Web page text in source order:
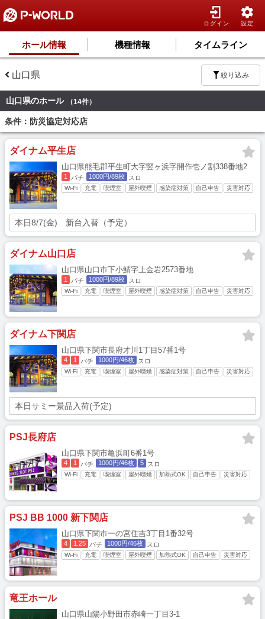
ログイン 設定
ホール情報 機種情報 タイムライン
山口県 絞り込み
山口県のホール （14件）
条件：防災協定対応店
ダイナム平生店
山口県熊毛郡平生町大字竪ヶ浜字開作壱ノ割338番地2
1 パチ 1000円/89枚 スロ
Wi-Fi 充電 喫煙室 屋外喫煙 感染症対策 自己申告 災害対応
本日8/7(金) 新台入替（予定）
ダイナム山口店
山口県山口市下小鯖字上金岩2573番地
1 パチ 1000円/89枚 スロ
Wi-Fi 充電 喫煙室 屋外喫煙 感染症対策 自己申告 災害対応
ダイナム下関店
山口県下関市長府才川1丁目57番1号
4 1 パチ 1000円/46枚 スロ
Wi-Fi 充電 喫煙室 屋外喫煙 感染症対策 自己申告 災害対応
本日サミー景品入荷(予定)
PSJ長府店
山口県下関市亀浜町6番1号
4 1 パチ 1000円/46枚 5 スロ
Wi-Fi 充電 喫煙室 屋外喫煙 加熱式OK 自己申告 災害対応
PSJ BB 1000 新下関店
山口県下関市一の宮住吉3丁目1番32号
4 1.25 パチ 1000円/46枚 スロ
Wi-Fi 充電 喫煙室 屋外喫煙 加熱式OK 自己申告 災害対応
竜王ホール
山口県山陽小野田市赤崎一丁目3-1